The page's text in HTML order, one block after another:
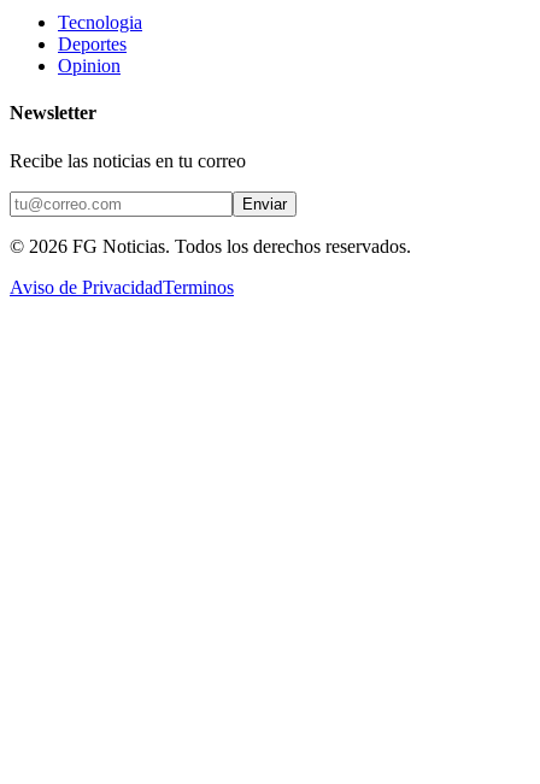
Tecnologia
Deportes
Opinion
Newsletter
Recibe las noticias en tu correo
Enviar
© 2026 FG Noticias. Todos los derechos reservados.
Aviso de PrivacidadTerminos